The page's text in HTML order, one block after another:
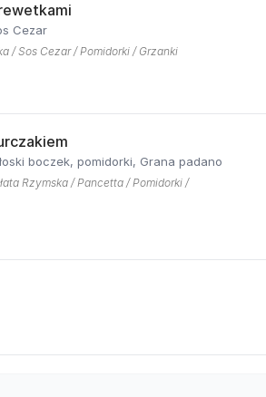
Cezar
/ Sos Cezar / Pomidorki / Grzanki
boczek, pomidorki, Grana padano
Rzymska / Pancetta / Pomidorki /